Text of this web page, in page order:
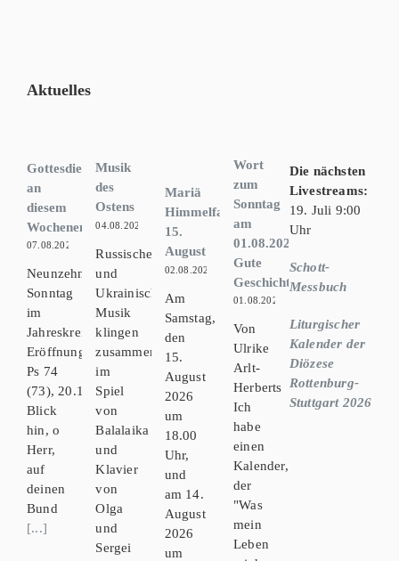
Aktuelles
Gottesdienste
an
diesem
Wochenende
07.08.2026
Neunzehnter
Sonntag
im
Jahreskreis
Eröffnungsvers Vgl.
Ps 74
(73), 20.19.22.23
Blick
hin, o
Herr,
auf
deinen
Bund
[...]
Musik
des
Ostens
04.08.2026
Russische, Weißrussische
und
Ukrainische
Musik
klingen
zusammen
im
Spiel
von
Balalaika
und
Klavier
von
Olga
und
Sergei
Mariä
Himmelfahrt
15.
August
02.08.2026
Am
Samstag,
den
15.
August
2026
um
18.00
Uhr,
und
am 14.
August
2026
um
Wort
zum
Sonntag
am
01.08.2026:
Gute
Geschichten
01.08.2026
Von
Ulrike
Arlt-
Herberts
Ich
habe
einen
Kalender,
der
"Was
mein
Leben
Die nächsten
Livestreams:
19. Juli 9:00
Uhr
Schott-
Messbuch
Liturgischer
Kalender der
Diözese
Rottenburg-
Stuttgart 2026